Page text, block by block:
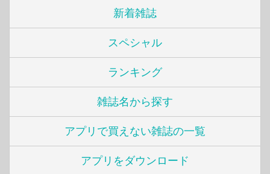
新着雑誌
スペシャル
ランキング
雑誌名から探す
アプリで買えない雑誌の一覧
アプリをダウンロード